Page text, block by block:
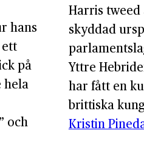
hans
på
hela
och
Harris
skyddad
Yttre
har fått en
brittiska
Kristin